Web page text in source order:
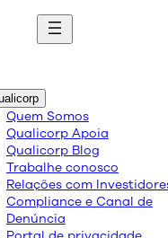
Quem Somos
Qualicorp Apoia
Qualicorp Blog
Trabalhe conosco
Relações com
Compliance e Canal de
Denúncia
soluções
da